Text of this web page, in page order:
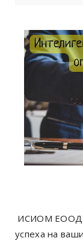
ИСИОМ EООД
успеха на